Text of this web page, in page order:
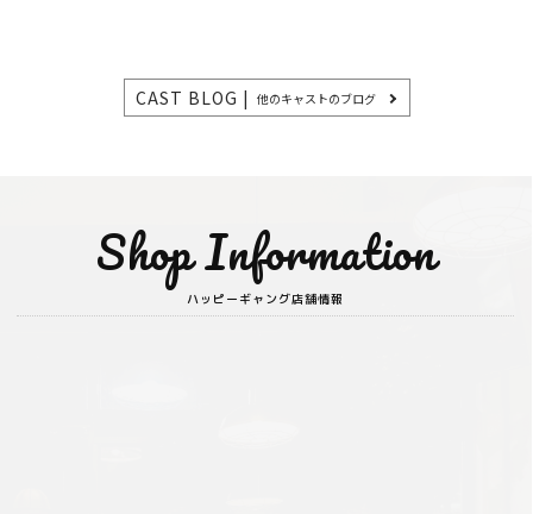
CAST BLOG | 他のキャストのブログ
Shop Information
ハッピーギャング店舗情報